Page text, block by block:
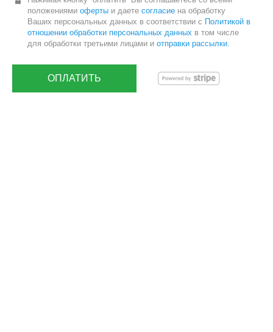
положениями оферты и даете согласие
Ваших персональных данных в соответствии с Политикой в
отношении обработки персональных данных
для обработки третьими лицами и отправки рассылки.